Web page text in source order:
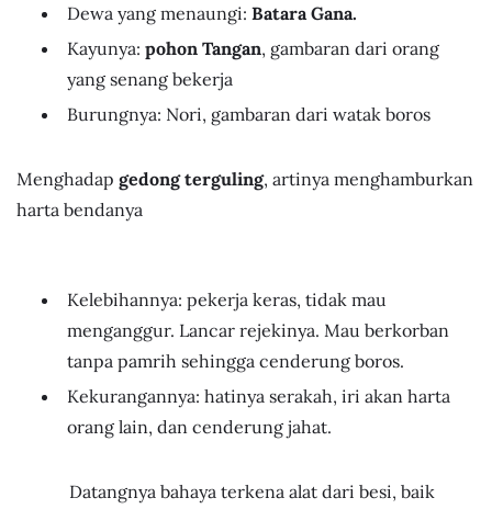
Dewa yang menaungi: Batara Gana.
Kayunya: pohon Tangan, gambaran dari orang
yang senang bekerja
Burungnya: Nori, gambaran dari watak boros
Menghadap gedong terguling, artinya menghamburkan
harta bendanya
Kelebihannya: pekerja keras, tidak mau
menganggur. Lancar rejekinya. Mau berkorban
tanpa pamrih sehingga cenderung boros.
Kekurangannya: hatinya serakah, iri akan harta
orang lain, dan cenderung jahat.
Datangnya bahaya terkena alat dari besi, baik